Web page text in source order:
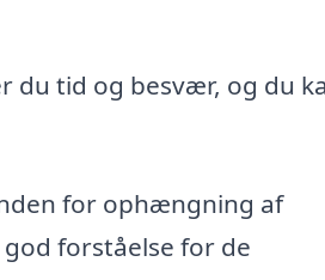
du tid og besvær, og du
for ophængning af
forståelse for de